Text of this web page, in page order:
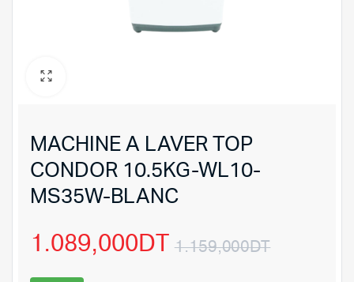
MACHINE A LAVER TOP
CONDOR 10.5KG-WL10-
MS35W-BLANC
1.159,000DT
1.089,000DT